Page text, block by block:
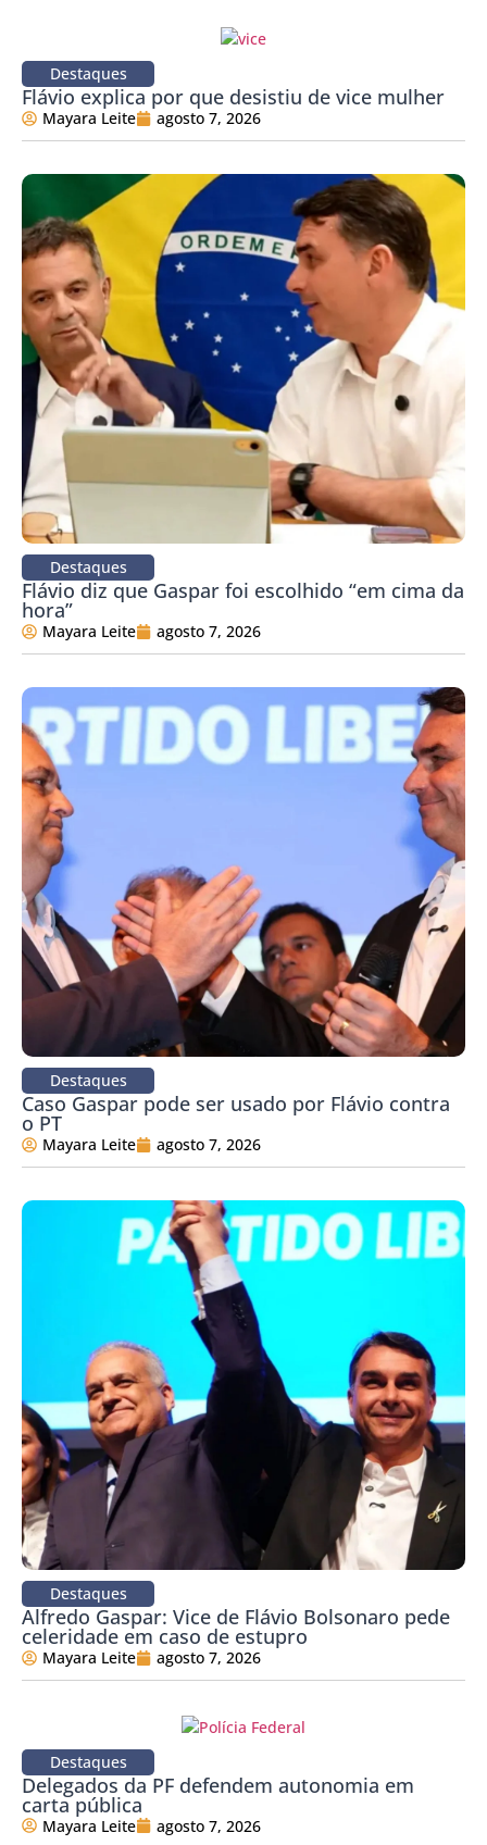
Destaques
Flávio explica por que desistiu de vice mulher
Mayara Leite agosto 7, 2026
Destaques
Flávio diz que Gaspar foi escolhido “em cima da
hora”
Mayara Leite agosto 7, 2026
Destaques
Caso Gaspar pode ser usado por Flávio contra
o PT
Mayara Leite agosto 7, 2026
Destaques
Alfredo Gaspar: Vice de Flávio Bolsonaro pede
celeridade em caso de estupro
Mayara Leite agosto 7, 2026
Destaques
Delegados da PF defendem autonomia em
carta pública
Mayara Leite agosto 7, 2026